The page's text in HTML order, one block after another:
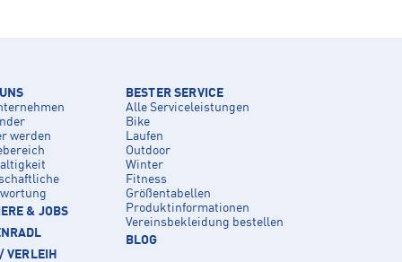
werden
& JOBS
VERLEIH
BESTER SERVICE
Alle Serviceleistungen
Bike
Laufen
Outdoor
Winter
Fitness
Größentabellen
Produktinformationen
Vereinsbekleidung bestellen
BLOG